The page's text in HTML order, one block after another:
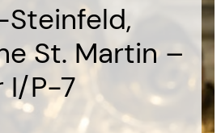
St. Martin –
I/P-7